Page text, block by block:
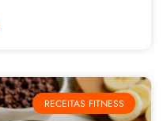
RECEITAS FITNESS